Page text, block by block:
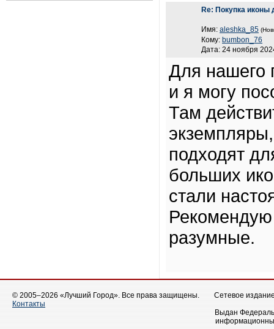
Re: Покупка иконы
Имя: aleshka_85
Кому: bumbon_76
Дата: 24 ноября
Для нашего
и я могу
Там
подходят
больших
стали
разумные.
© 2005–2026 «Лучший Город». Все права защищены.
Контакты
Сетевое
Выдан